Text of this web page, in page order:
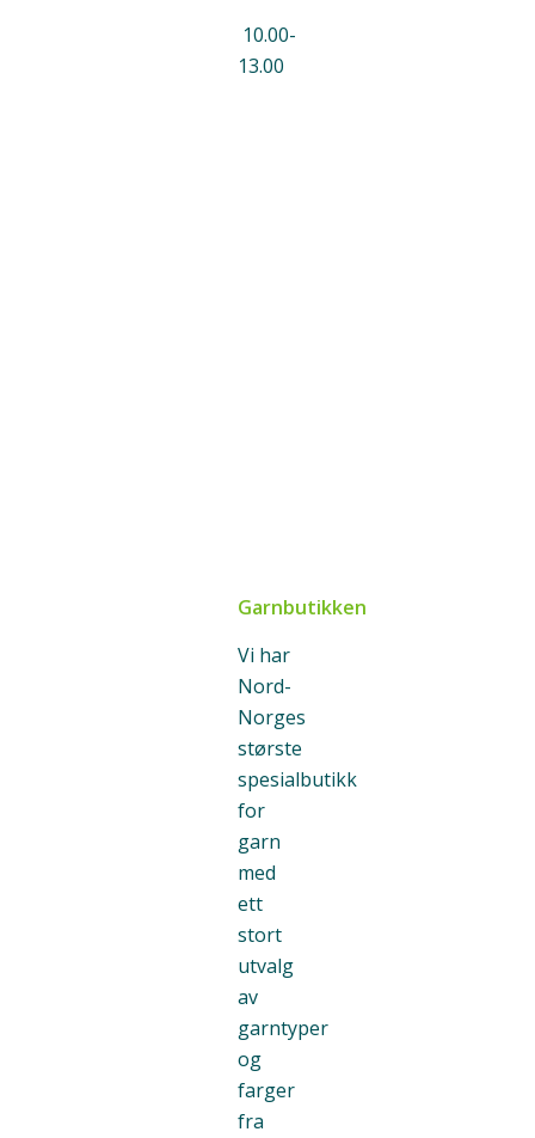
10.00-
13.00
Garnbutikken
Vi har
Nord-
Norges
største
spesialbutikk
for
garn
med
ett
stort
utvalg
av
garntyper
og
farger
fra